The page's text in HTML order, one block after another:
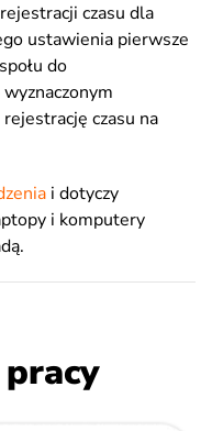
czasu dla
ustawienia pierwsze
do
czasu na
i dotyczy
i komputery